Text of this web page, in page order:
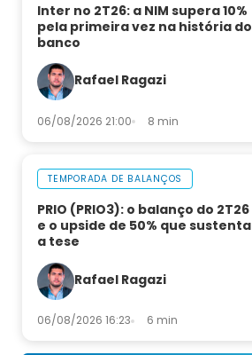
Inter no 2T26: a NIM supera 10%
pela primeira vez na história do
banco
Rafael Ragazi
06/08/2026 21:00 8 min
TEMPORADA DE BALANÇOS
PRIO (PRIO3): o balanço do 2T26
e o upside de 50% que sustenta
a tese
Rafael Ragazi
06/08/2026 16:23 6 min